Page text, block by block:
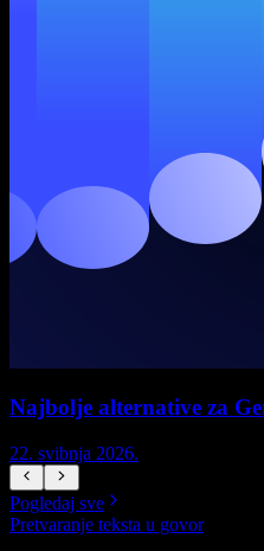
Najbolje alternative za
22. svibnja 2026.
Pogledaj sve
Pretvaranje teksta u govor